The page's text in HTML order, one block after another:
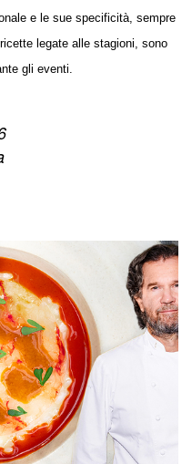
e le sue specificità, sempre
legate alle stagioni, sono
gli eventi.